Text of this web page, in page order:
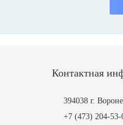
Контактная
394038 г.
+7 (473) 204-53-